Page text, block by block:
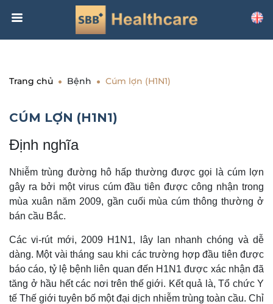
Trang chủ Bệnh Cúm lợn (H1N1)
CÚM LỢN (H1N1)
Định nghĩa
Nhiễm trùng đường hô hấp thường được gọi là cúm lợn
gây ra bởi một virus cúm đầu tiên được công nhận trong
mùa xuân năm 2009, gần cuối mùa cúm thông thường ở
bán cầu Bắc.
Các vi-rút mới, 2009 H1N1, lây lan nhanh chóng và dễ
dàng. Một vài tháng sau khi các trường hợp đầu tiên được
báo cáo, tỷ lệ bệnh liên quan đến H1N1 được xác nhận đã
tăng ở hầu hết các nơi trên thế giới. Kết quả là, Tổ chức Y
tế Thế giới tuyên bố một đại dịch nhiễm trùng toàn cầu. Chỉ